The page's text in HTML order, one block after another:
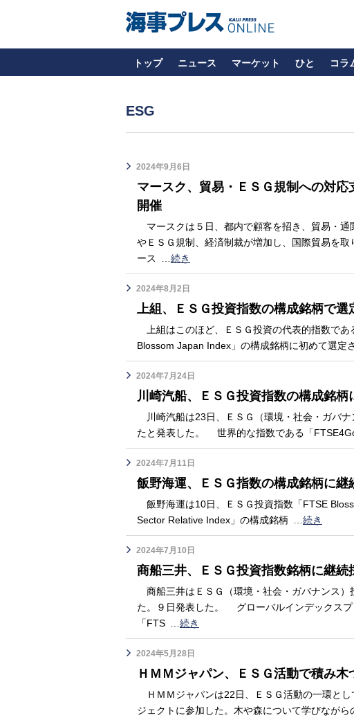
トップ ニュース マーケット ひと コラ
ESG
2024年9月6日
マースク、貿易・ＥＳＧ規制への対
開催
マースクは５日、都内で顧客を招き、貿易・通
やＥＳＧ規制、経済制裁が増加し、国際貿易を
ース
続き
2024年8月2日
上組、ＥＳＧ投資指数の構成銘柄で選
上組はこのほど、ＥＳＧ投資の代表的指数で
Blossom Japan Index」の構成銘柄に初めて選定
2024年7月24日
川崎汽船、ＥＳＧ投資指数の構成銘柄
川崎汽船は23日、ＥＳＧ（環境・社会・ガバ
たと発表した。 世界的な指数である「
2024年7月11日
飯野海運、ＥＳＧ指数の構成銘柄に継
飯野海運は10日、ＥＳＧ投資指数「FTSE
Sector Relative Index」の構成銘柄
続き
2024年7月10日
商船三井、ＥＳＧ投資指数銘柄に継続
商船三井はＥＳＧ（環境・社会・ガバナンス
た。９日発表した。 グローバルインデックス
「FTS
続き
2024年5月28日
ＨＭＭジャパン、ＥＳＧ活動で積み
ＨＭＭジャパンは22日、ＥＳＧ活動の一環と
ジェクトに参加した。木や森について学びなが